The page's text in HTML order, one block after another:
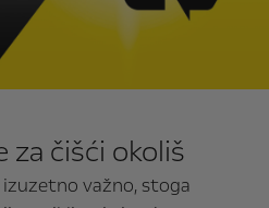
za čišći okoliš
izuzetno važno, stoga